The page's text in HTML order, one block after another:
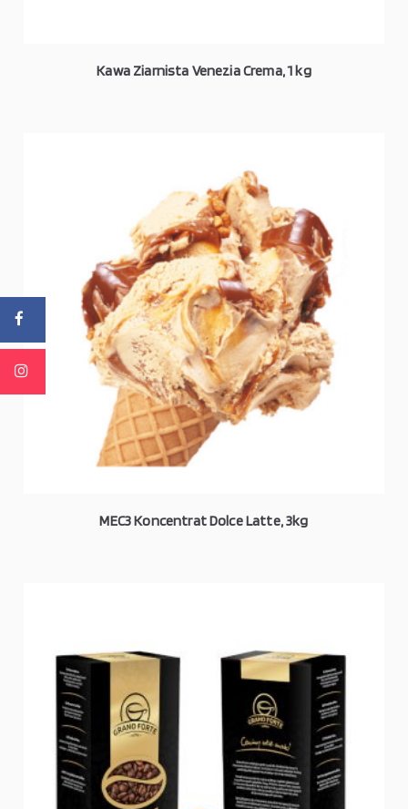
Kawa Ziarnista Venezia Crema, 1 kg
MEC3 Koncentrat Dolce Latte, 3kg